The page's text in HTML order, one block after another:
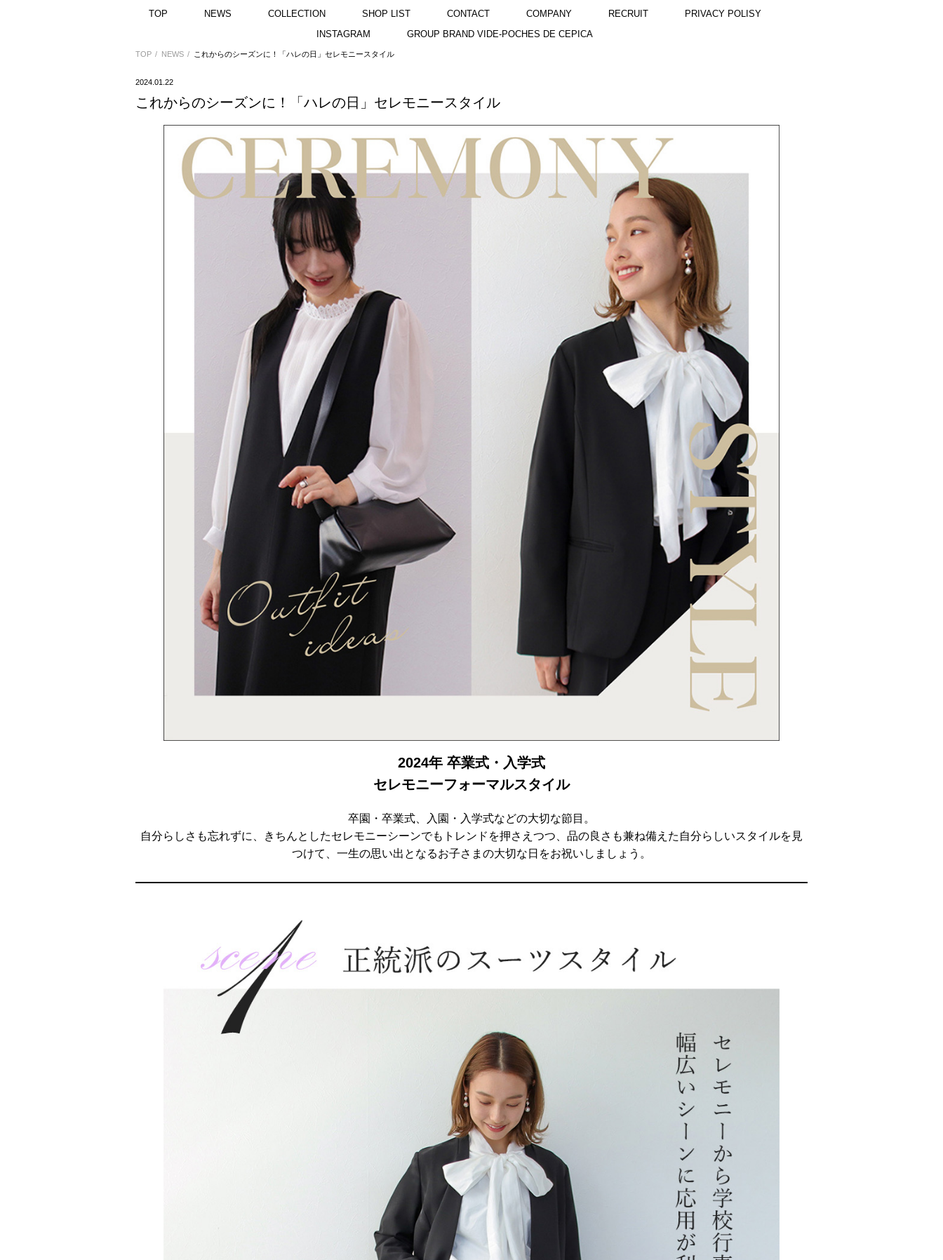
TOP NEWS COLLECTION SHOP LIST CONTACT COMPANY RECRUIT
PRIVACY POLISY
INSTAGRAM
GROUP BRAND VIDE-POCHES DE CEPICA
TOP NEWS これからのシーズンに！「ハレの日」セレモニースタイル
2024.01.22
これからのシーズンに！「ハレの日」セレモニースタイル
2024年 卒業式・入学式
セレモニーフォーマルスタイル
卒園・卒業式、入園・入学式などの大切な節目。
自分らしさも忘れずに、きちんとしたセレモニーシーンでもトレンドを押さえつつ、品の良さも兼ね備えた自分らしいスタイルを見
つけて、一生の思い出となるお子さまの大切な日をお祝いしましょう。